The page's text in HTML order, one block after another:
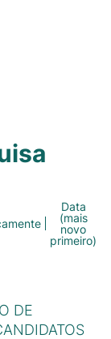
Data
(mais
novo
primeiro)
DE